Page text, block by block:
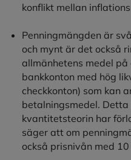
konflikt mellan
Penningmängden är
och mynt är det också
allmänhetens medel
bankkonton med hög
checkkonton) som kan
betalningsmedel.
kvantitetsteorin har
säger att om
också prisnivån med